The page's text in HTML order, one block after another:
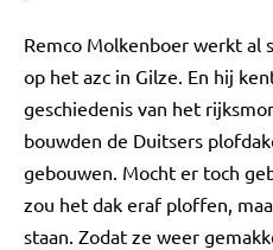
Remco Molkenboer werkt al
op het azc in Gilze. En hij
geschiedenis van het
bouwden de Duitsers
gebouwen. Mocht er toch
zou het dak eraf ploffen,
staan. Zodat ze weer